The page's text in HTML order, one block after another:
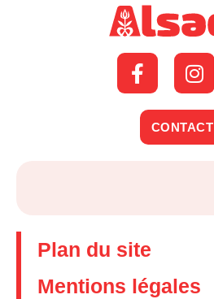
CONTACT
Plan du site
Mentions légales